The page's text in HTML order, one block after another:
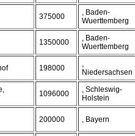
375000
, Baden-
Wuerttemberg
1350000
, Baden-
Wuerttemberg
198000
,
Niedersachsen
1096000
, Schleswig-
Holstein
200000 , Bayern